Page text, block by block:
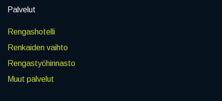
Palvelut
Rengashotelli
Renkaiden vaihto
Rengastyöhinnasto
Muut palvelut